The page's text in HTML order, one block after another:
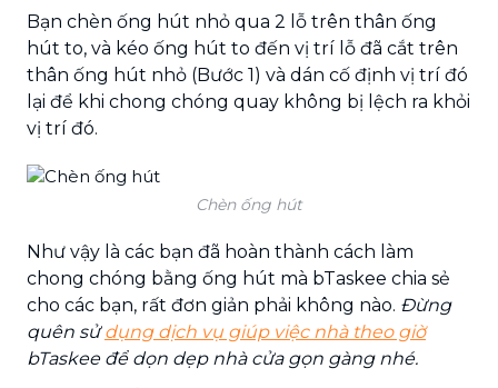
Bạn chèn ống hút nhỏ qua 2 lỗ trên thân ống
hút to, và kéo ống hút to đến vị trí lỗ đã cắt trên
thân ống hút nhỏ (Bước 1) và dán cố định vị trí đó
lại để khi chong chóng quay không bị lệch ra khỏi
vị trí đó.
Chèn ống hút
Như vậy là các bạn đã hoàn thành cách làm
chong chóng bằng ống hút mà bTaskee chia sẻ
cho các bạn, rất đơn giản phải không nào. Đừng
quên sửdụng dịch vụ giúp việc nhà theo giờ
bTaskee để dọn dẹp nhà cửa gọn gàng nhé.